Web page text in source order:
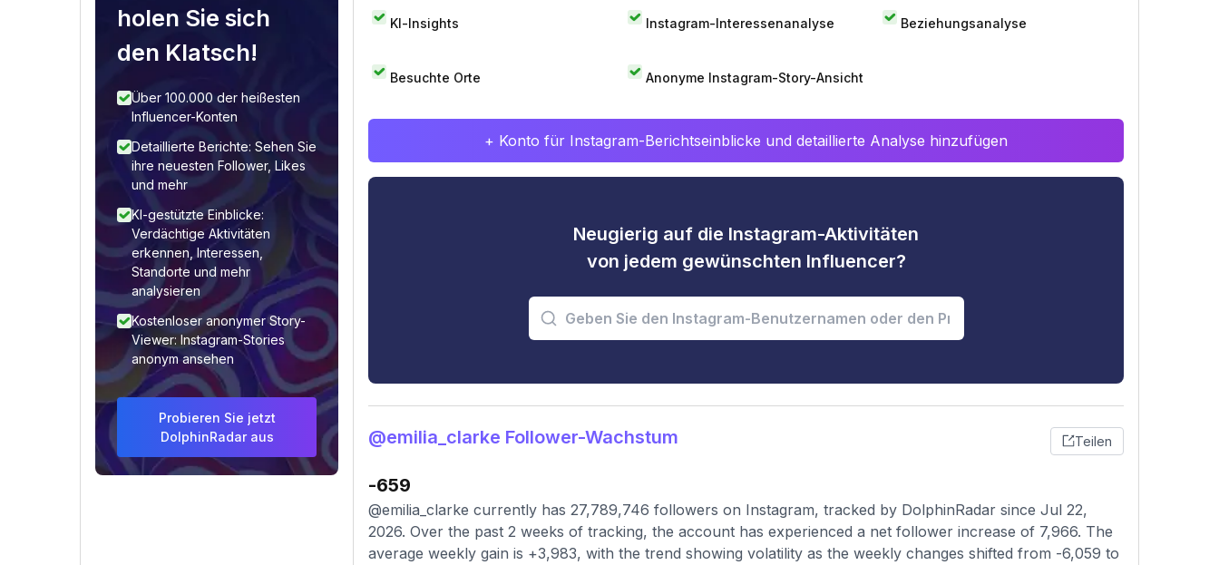
holen Sie sich
den Klatsch!
Über 100.000 der heißesten
Influencer-Konten
Detaillierte Berichte: Sehen Sie
ihre neuesten Follower, Likes
und mehr
KI-gestützte Einblicke:
Verdächtige Aktivitäten
erkennen, Interessen,
Standorte und mehr
analysieren
Kostenloser anonymer Story-
Viewer: Instagram-Stories
anonym ansehen
Probieren Sie jetzt
DolphinRadar aus
KI-Insights Instagram-Interessenanalyse Beziehungsanalyse
Besuchte Orte Anonyme Instagram-Story-Ansicht
+ Konto für Instagram-Berichtseinblicke und detaillierte Analyse hinzufügen
Neugierig auf die Instagram-Aktivitäten
von jedem gewünschten Influencer?
@emilia_clarke Follower-Wachstum Teilen
-659
@emilia_clarke currently has 27,789,746 followers on Instagram, tracked by DolphinRadar since Jul 22,
2026. Over the past 2 weeks of tracking, the account has experienced a net follower increase of 7,966. The
average weekly gain is +3,983, with the trend showing volatility as the weekly changes shifted from -6,059 to